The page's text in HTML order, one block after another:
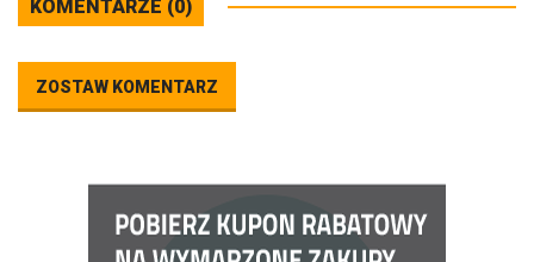
KOMENTARZE (0)
ZOSTAW KOMENTARZ